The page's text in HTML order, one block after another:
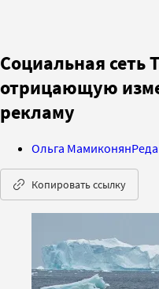
Социальная сеть
отрицающую
рекламу
Ольга Мамиконян
Копировать ссылку